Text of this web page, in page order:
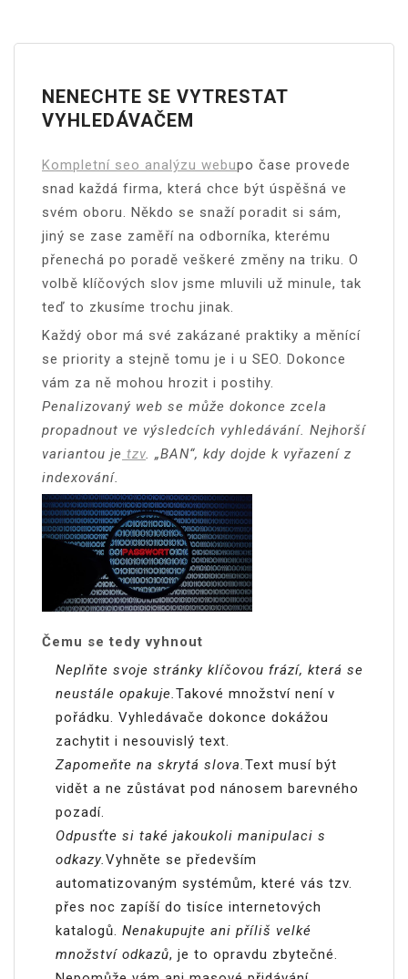
NENECHTE SE VYTRESTAT
VYHLEDÁVAČEM
Kompletní seo analýzu webupo čase provede
snad každá firma, která chce být úspěšná ve
svém oboru. Někdo se snaží poradit si sám,
jiný se zase zaměří na odborníka, kterému
přenechá po poradě veškeré změny na triku. O
volbě klíčových slov jsme mluvili už minule, tak
teď to zkusíme trochu jinak.
Každý obor má své zakázané praktiky a měnící
se priority a stejně tomu je i u SEO. Dokonce
vám za ně mohou hrozit i postihy.
Penalizovaný web se může dokonce zcela
propadnout ve výsledcích vyhledávání. Nejhorší
variantou je tzv . „BAN“, kdy dojde k vyřazení z
indexování.
Čemu se tedy vyhnout
Neplňte svoje stránky klíčovou frází, která se
neustále opakuje.Takové množství není v
pořádku. Vyhledávače dokonce dokážou
zachytit i nesouvislý text.
Zapomeňte na skrytá slova.Text musí být
vidět a ne zůstávat pod nánosem barevného
pozadí.
Odpusťte si také jakoukoli manipulaci s
odkazy.Vyhněte se především
automatizovaným systémům, které vás tzv.
přes noc zapíší do tisíce internetových
katalogů. Nenakupujte ani příliš velké
množství odkazů, je to opravdu zbytečné.